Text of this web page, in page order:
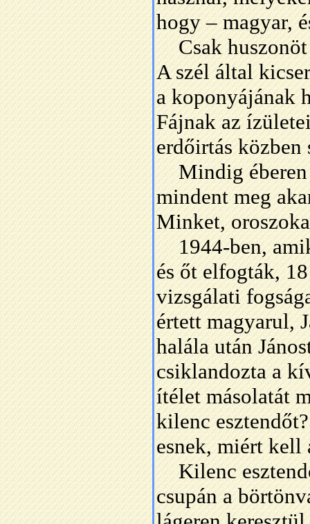
hogy – magyar,
Csak huszonöt
A szél által
a koponyájának
Fájnak az
erdőirtás közben
Mindig éberen
mindent meg
Minket,
1944-ben,
és őt elfogták,
vizsgálati
értett magyarul,
halála után
csiklandozta a
ítélet másolatát
kilenc
esnek, miért kell
Kilenc
csupán a